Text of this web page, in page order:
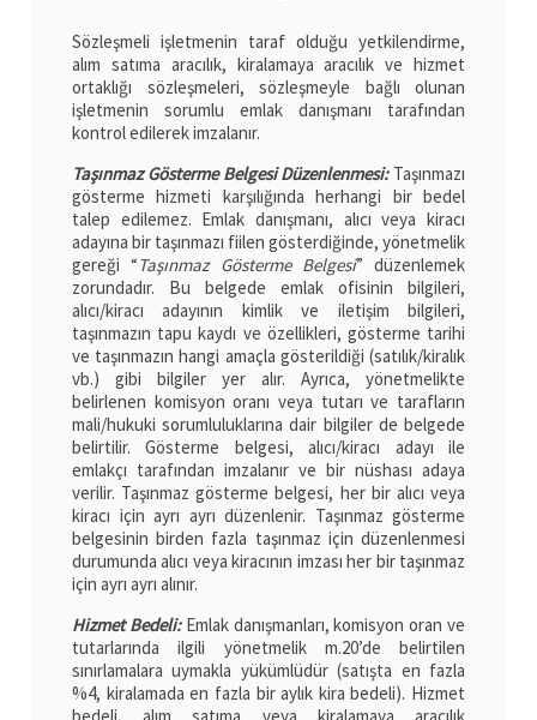
Sözleşmeli işletmenin taraf olduğu yetkilendirme,
alım satıma aracılık, kiralamaya aracılık ve hizmet
ortaklığı sözleşmeleri, sözleşmeyle bağlı olunan
işletmenin sorumlu emlak danışmanı tarafından
kontrol edilerek imzalanır.
Taşınmaz Gösterme Belgesi Düzenlenmesi:Taşınmazı
gösterme hizmeti karşılığında herhangi bir bedel
talep edilemez. Emlak danışmanı, alıcı veya kiracı
adayına bir taşınmazı fiilen gösterdiğinde, yönetmelik
gereği “Taşınmaz Gösterme Belgesi” düzenlemek
zorundadır. Bu belgede emlak ofisinin bilgileri,
alıcı/kiracı adayının kimlik ve iletişim bilgileri,
taşınmazın tapu kaydı ve özellikleri, gösterme tarihi
ve taşınmazın hangi amaçla gösterildiği (satılık/kiralık
vb.) gibi bilgiler yer alır. Ayrıca, yönetmelikte
belirlenen komisyon oranı veya tutarı ve tarafların
mali/hukuki sorumluluklarına dair bilgiler de belgede
belirtilir. Gösterme belgesi, alıcı/kiracı adayı ile
emlakçı tarafından imzalanır ve bir nüshası adaya
verilir. Taşınmaz gösterme belgesi, her bir alıcı veya
kiracı için ayrı ayrı düzenlenir. Taşınmaz gösterme
belgesinin birden fazla taşınmaz için düzenlenmesi
durumunda alıcı veya kiracının imzası her bir taşınmaz
için ayrı ayrı alınır.
Hizmet Bedeli:Emlak danışmanları, komisyon oran ve
tutarlarında ilgili yönetmelik m.20’de belirtilen
sınırlamalara uymakla yükümlüdür (satışta en fazla
%4, kiralamada en fazla bir aylık kira bedeli). Hizmet